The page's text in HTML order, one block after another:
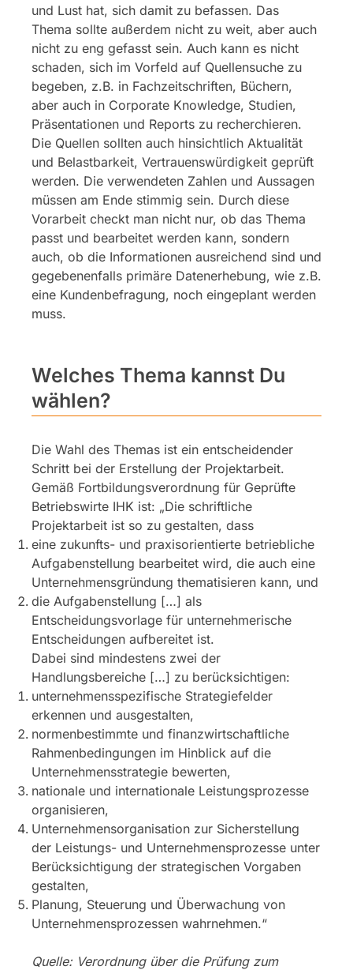
und Lust hat, sich damit zu befassen. Das
Thema sollte außerdem nicht zu weit, aber auch
nicht zu eng gefasst sein. Auch kann es nicht
schaden, sich im Vorfeld auf Quellensuche zu
begeben, z.B. in Fachzeitschriften, Büchern,
aber auch in Corporate Knowledge, Studien,
Präsentationen und Reports zu recherchieren.
Die Quellen sollten auch hinsichtlich Aktualität
und Belastbarkeit, Vertrauenswürdigkeit geprüft
werden. Die verwendeten Zahlen und Aussagen
müssen am Ende stimmig sein. Durch diese
Vorarbeit checkt man nicht nur, ob das Thema
passt und bearbeitet werden kann, sondern
auch, ob die Informationen ausreichend sind und
gegebenenfalls primäre Datenerhebung, wie z.B.
eine Kundenbefragung, noch eingeplant werden
muss.
Welches Thema kannst Du
wählen?
Die Wahl des Themas ist ein entscheidender
Schritt bei der Erstellung der Projektarbeit.
Gemäß Fortbildungsverordnung für Geprüfte
Betriebswirte IHK ist: „Die schriftliche
Projektarbeit ist so zu gestalten, dass
eine zukunfts- und praxisorientierte betriebliche
Aufgabenstellung bearbeitet wird, die auch eine
Unternehmensgründung thematisieren kann, und
die Aufgabenstellung […] als
Entscheidungsvorlage für unternehmerische
Entscheidungen aufbereitet ist.
Dabei sind mindestens zwei der
Handlungsbereiche […] zu berücksichtigen:
unternehmensspezifische Strategiefelder
erkennen und ausgestalten,
normenbestimmte und finanzwirtschaftliche
Rahmenbedingungen im Hinblick auf die
Unternehmensstrategie bewerten,
nationale und internationale Leistungsprozesse
organisieren,
Unternehmensorganisation zur Sicherstellung
der Leistungs- und Unternehmensprozesse unter
Berücksichtigung der strategischen Vorgaben
gestalten,
Planung, Steuerung und Überwachung von
Unternehmensprozessen wahrnehmen.“
Quelle: Verordnung über die Prüfung zum